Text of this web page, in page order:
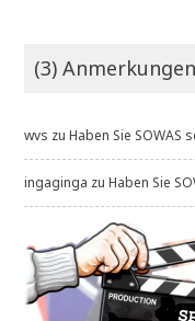
(3) Anmerkungen
wvs zuHaben Sie SOWAS
ingaginga zuHaben Sie